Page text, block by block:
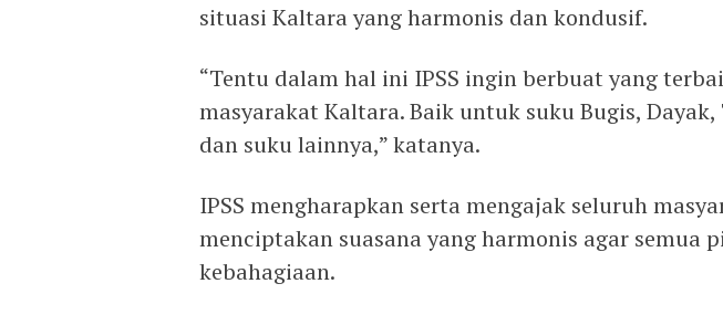
situasi Kaltara yang harmonis dan kondusif.
“Tentu dalam hal ini IPSS ingin berbuat yang
masyarakat Kaltara. Baik untuk suku Bugis, Dayak,
dan suku lainnya,” katanya.
IPSS mengharapkan serta mengajak seluruh
menciptakan suasana yang harmonis agar semua
kebahagiaan.